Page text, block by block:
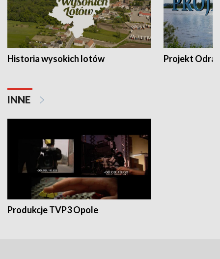
Historia wysokich lotów Projekt Odra
INNE
Produkcje TVP3 Opole